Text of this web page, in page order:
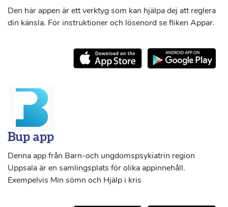
Den här appen är ett verktyg som kan hjälpa dej att reglera
din känsla. För instruktioner och lösenord se fliken Appar.
Bup app
Denna app från Barn-och ungdomspsykiatrin region
Uppsala är en samlingsplats för olika appinnehåll.
Exempelvis Min sömn och Hjälp i kris